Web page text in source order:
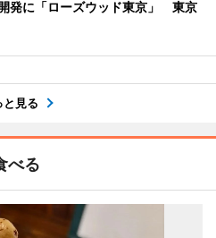
発に「ローズウッド東京」 東京
と見る
べる